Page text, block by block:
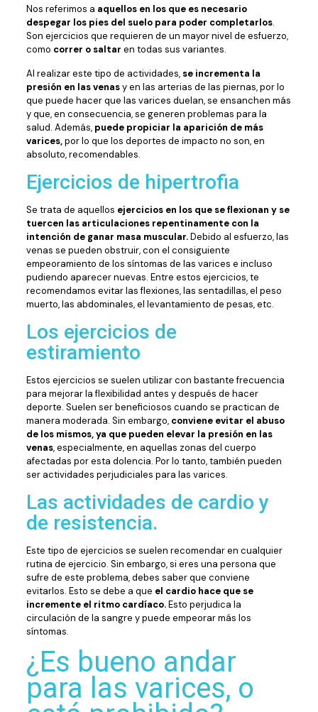
Nos referimos a aquellos en los que es necesario
despegar los pies del suelo para poder completarlos.
Son ejercicios que requieren de un mayor nivel de esfuerzo,
como correr o saltar en todas sus variantes.
Al realizar este tipo de actividades, se incrementa la
presión en las venasy en las arterias de las piernas, por lo
que puede hacer que las varices duelan, se ensanchen más
y que, en consecuencia, se generen problemas para la
salud. Además,puede propiciar la aparición de más
varices,por lo que los deportes de impacto no son, en
absoluto, recomendables.
Ejercicios de hipertrofia
Se trata de aquellos ejercicios en los que se flexionan y se
tuercen las articulaciones repentinamente con la
intención de ganar masa muscular.Debido al esfuerzo, las
venas se pueden obstruir, con el consiguiente
empeoramiento de los síntomas de las varices e incluso
pudiendo aparecer nuevas. Entre estos ejercicios, te
recomendamos evitar las flexiones, las sentadillas, el peso
muerto, las abdominales, el levantamiento de pesas, etc.
Los ejercicios de
estiramiento
Estos ejercicios se suelen utilizar con bastante frecuencia
para mejorar la flexibilidad antes y después de hacer
deporte. Suelen ser beneficiosos cuando se practican de
manera moderada. Sin embargo, conviene evitar el abuso
de los mismos, ya que pueden elevar la presión en las
venas, especialmente, en aquellas zonas del cuerpo
afectadas por esta dolencia. Por lo tanto, también pueden
ser actividades perjudiciales para las varices.
Las actividades de cardio y
de resistencia.
Este tipo de ejercicios se suelen recomendar en cualquier
rutina de ejercicio. Sin embargo, si eres una persona que
sufre de este problema, debes saber que conviene
evitarlos. Esto se debe a que el cardio hace que se
incremente el ritmo cardíaco.Esto perjudica la
circulación de la sangre y puede empeorar más los
síntomas.
¿Es bueno andar
para las varices, o